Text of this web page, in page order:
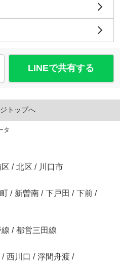
LINEで共有する
トップへ
タ
/ 北区 / 川口市
/ 新曽南 / 下戸田 / 下前 /
/ 都営三田線
/ 西川口 / 浮間舟渡 /